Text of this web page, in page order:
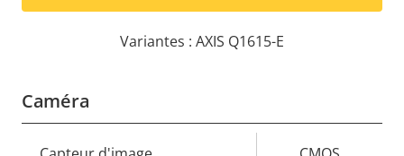
Variantes : AXIS Q1615-E
Caméra